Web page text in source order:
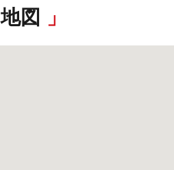
地図